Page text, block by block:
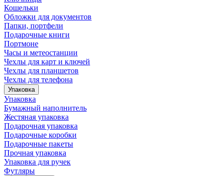
Кошельки
Обложки для документов
Папки, портфели
Подарочные книги
Портмоне
Часы и метеостанции
Чехлы для карт и ключей
Чехлы для планшетов
Чехлы для телефона
Упаковка
Упаковка
Бумажный наполнитель
Жестяная упаковка
Подарочная упаковка
Подарочные коробки
Подарочные пакеты
Прочная упаковка
Упаковка для ручек
Футляры